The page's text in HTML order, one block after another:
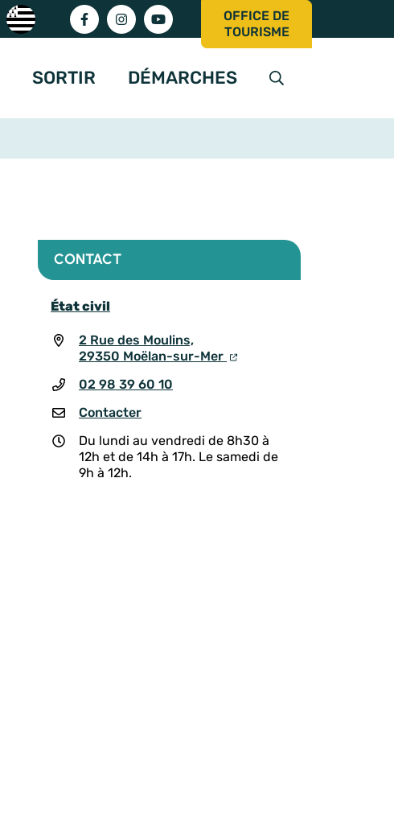
Lien vers le compte Facebook
Lien vers le compte Instagram
Lien vers la chaîne Youtube
OFFICE DE
TOURISME
SORTIR DÉMARCHES AFFICHER LA
CONTACT
État civil
2 Rue des Moulins,
29350 Moëlan-sur-Mer
02 98 39 60 10
Contacter
Du lundi au vendredi de 8h30 à
12h et de 14h à 17h. Le samedi de
9h à 12h.